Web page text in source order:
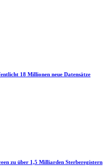
18 Millionen neue Datensätze
zu über 1,5 Milliarden Sterberegistern